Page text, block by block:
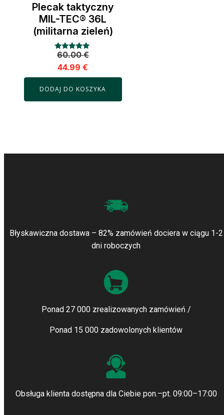
Plecak taktyczny
MIL-TEC® 36L
(militarna zieleń)
Oceniono
na 5
60.00€
44.99€
DODAJ DO KOSZYKA
Błyskawiczna dostawa – 82% zamówień dociera w ciągu 1-2
dni roboczych
Ponad 27 000 zrealizowanych zamówień /
Ponad 15 000 zadowolonych klientów
Obsługa klienta dostępna dla Ciebie pon.–pt. 09:00–17:00